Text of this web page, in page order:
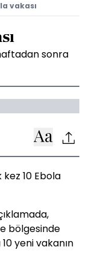
vakası
sonra
10 Ebola
bölgesinde
yeni vakanın